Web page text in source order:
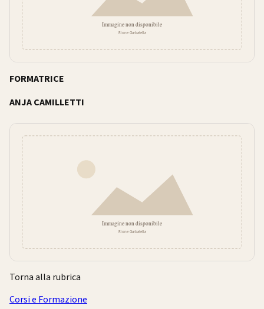
FORMATRICE
ANJA CAMILLETTI
Torna alla rubrica
Corsi e Formazione